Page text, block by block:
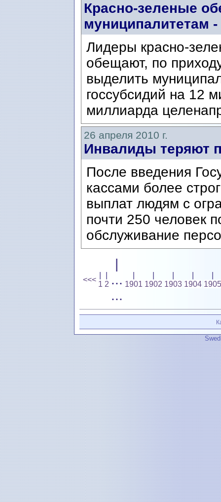
Красно-зеленые
муниципалитетам
Лидеры красно-
обещают, по
выделить
госсубсидий на 12
миллиарда
26 апреля 2010 г.
Инвалиды теряют
После введения
кассами более
выплат людям с
почти 250 человек
обслуживание
<<<
1 2
|
...
...
1901 1902 1903 1904 1905